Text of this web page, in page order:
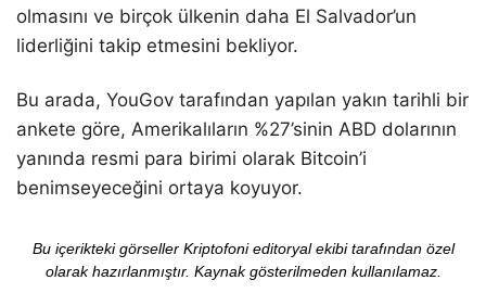
olmasını ve birçok ülkenin daha El Salvador’un
liderliğini takip etmesini bekliyor.
Bu arada, YouGov tarafından yapılan yakın tarihli bir
ankete göre, Amerikalıların %27’sinin ABD dolarının
yanında resmi para birimi olarak Bitcoin’i
benimseyeceğini ortaya koyuyor.
Bu içerikteki görseller Kriptofoni editoryal ekibi tarafından özel
olarak hazırlanmıştır. Kaynak gösterilmeden kullanılamaz.